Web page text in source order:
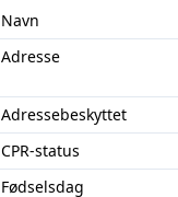
Navn
Adresse
Adressebeskyttet
CPR-status
Fødselsdag